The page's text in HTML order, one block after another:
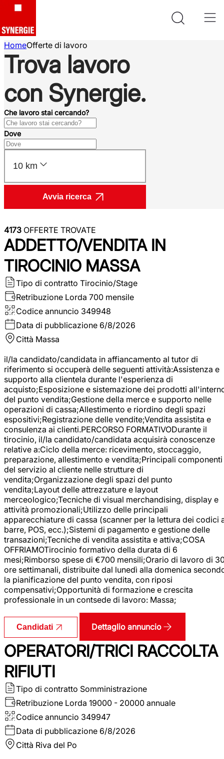
HomeOfferte di lavoro
Trova lavoro
con Synergie.
Che lavoro stai cercando?
Dove
10 km
Avvia ricerca
4173 OFFERTE TROVATE
ADDETTO/VENDITA IN
TIROCINIO MASSA
Tipo di contratto Tirocinio/Stage
Retribuzione Lorda 700 mensile
Codice annuncio 349948
Data di pubblicazione 6/8/2026
Città Massa
il/la candidato/candidata in affiancamento al tutor di
riferimento si occuperà delle seguenti attività:Assistenza e
supporto alla clientela durante l'esperienza di
acquisto;Esposizione e sistemazione dei prodotti
del punto vendita;Gestione della merce e supporto nelle
operazioni di cassa;Allestimento e riordino degli spazi
espositivi;Registrazione delle vendite;Vendita assistita e
consulenza ai clienti.PERCORSO FORMATIVODurante il
tirocinio, il/la candidato/candidata acquisirà conoscenze
relative a:Ciclo della merce: ricevimento, stoccaggio,
preparazione, allestimento e vendita;Principali componenti
del servizio al cliente nelle strutture di
vendita;Organizzazione degli spazi del punto
vendita;Layout delle attrezzature e layout
merceologico;Tecniche di visual merchandising, display e
attività promozionali;Utilizzo delle principali
apparecchiature di cassa (scanner per la lettura dei codici
barre, POS, ecc.);Sistemi di pagamento e gestione delle
transazioni;Tecniche di vendita assistita e attiva;COSA
OFFRIAMOTirocinio formativo della durata di 6
mesi;Rimborso spese di €700 mensili;Orario di lavoro di
ore settimanali, distribuite dal lunedì alla domenica
la pianificazione del punto vendita, con riposi
compensativi;Opportunità di formazione e crescita
professionale in un contsede di lavoro: Massa;
Candidati Dettaglio annuncio
OPERATORI/TRICI RACCOLTA
RIFIUTI
Tipo di contratto Somministrazione
Retribuzione Lorda 19000 - 20000 annuale
Codice annuncio 349947
Data di pubblicazione 6/8/2026
Città Riva del Po